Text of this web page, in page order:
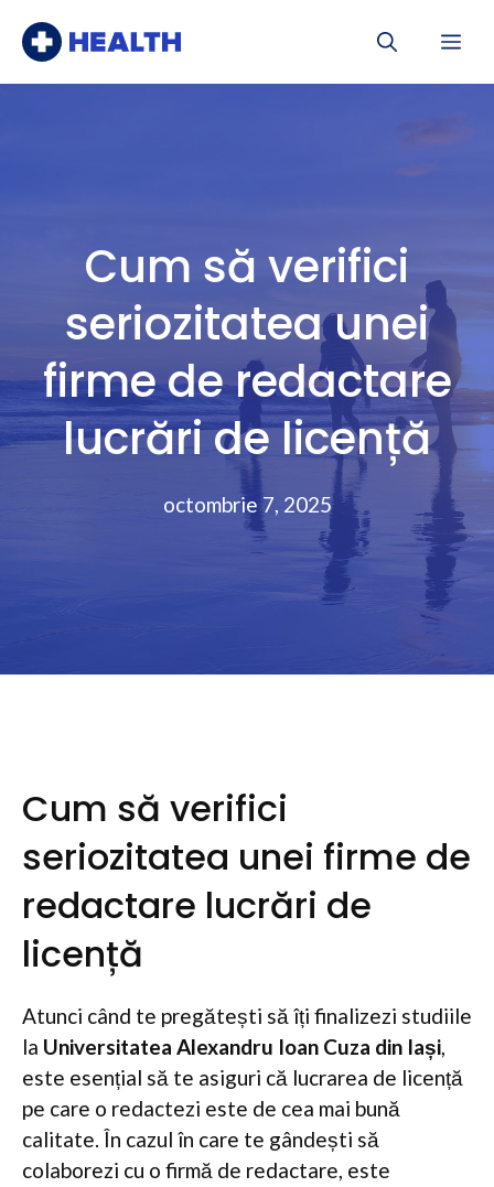
Cum să verifici
seriozitatea unei
firme de redactare
lucrări de licență
octombrie 7, 2025
Cum să verifici
seriozitatea unei firme de
redactare lucrări de
licență
Atunci când te pregătești să îți finalizezi studiile
la Universitatea Alexandru Ioan Cuza din Iași,
este esențial să te asiguri că lucrarea de licență
pe care o redactezi este de cea mai bună
calitate. În cazul în care te gândești să
colaborezi cu o firmă de redactare, este